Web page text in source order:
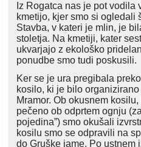
Iz Rogatca nas je pot
kmetijo, kjer smo si ogledali
Stavba, v kateri je mlin, je
stoletja. Na kmetiji, kater
ukvarjajo z ekološko
ponudbe smo tudi poskusili.
Ker se je ura pregibala
kosilo, ki je bilo
Mramor. Ob okusnem
pečeno ob odprtem ognju
pojedina”) smo okušali
kosilu smo se odpravili na
do Gruške jame. Po ustnem